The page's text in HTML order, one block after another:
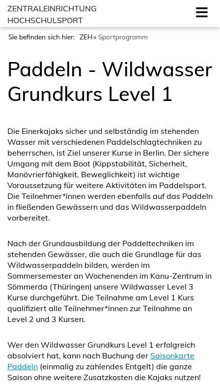
ZENTRALEINRICHTUNG
HOCHSCHULSPORT
Sie befinden sich hier: ZEH Sportprogramm
Paddeln - Wildwasser
Grundkurs Level 1
Die Einerkajaks sicher und selbständig im stehenden
Wasser mit verschiedenen Paddelschlagtechniken zu
beherrschen, ist Ziel unserer Kurse in Berlin. Der sichere
Umgang mit dem Boot (Kippstabilität, Sicherheit,
Manövrierfähigkeit, Beweglichkeit) ist wichtige
Voraussetzung für weitere Aktivitäten im Paddelsport.
Die Teilnehmer*innen werden ebenfalls auf das Paddeln
in fließenden Gewässern und das Wildwasserpaddeln
vorbereitet.
Nach der Grundausbildung der Paddeltechniken im
stehenden Gewässer, die auch die Grundlage für das
Wildwasserpaddeln bilden, werden im
Sommersemester an Wochenenden im Kanu-Zentrum in
Sömmerda (Thüringen) unsere Wildwasser Level 3
Kurse durchgeführt. Die Teilnahme am Level 1 Kurs
qualifiziert alle Teilnehmer*innen zur Teilnahme an
Level 2 und 3 Kursen.
Wer den Wildwasser Grundkurs Level 1 erfolgreich
absolviert hat, kann nach Buchung der Saisonkarte
Paddeln (einmalig zu zahlendes Entgelt) die ganze
Saison ohne weitere Zusatzkosten die Kajaks nutzen!